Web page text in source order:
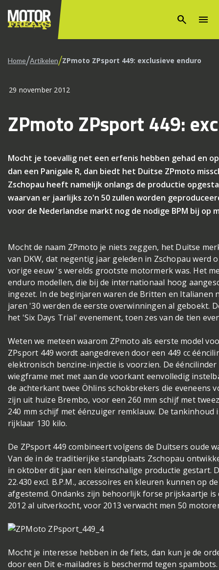
search menu
Home/Artikelen/ZPmoto ZPsport 449: exclusieve enduro
29 november 2012
ZPmoto ZPsport 449:
Mocht je toevallig net een erfenis hebben gehad en
dan een Panigale R, dan biedt het Duitse ZPmoto
Zschopau heeft namelijk onlangs de productie
waarvan er jaarlijks zo'n 50 zullen worden
voor de Nederlandse markt nog de nodige BPM bij op
Mocht de naam ZPmoto je niets zeggen, het Duitse
van DKW, dat negentig jaar geleden in Zschopau werd
vorige eeuw 's werelds grootste motormerk was. Het
enduro modellen, die bij de internationaal hoog
ingezet. In de beginjaren waren de Britten en Italianen
jaren '30 werden de eerste overwinningen al geboekt.
het 'Six Days Trial' evenement, toen zes van de tien
Weten we meteen waarom ZPmoto als eerste model
ZPsport 449 wordt aangedreven door een 449 cc
elektronisch benzine-injectie is voorzien. De
wiegframe met met aan de voorkant eenvolledig
de achterkant twee Öhlins schokbrekers die eveneens
zijn uit huize Brembo, voor een 260 mm schijf met
240 mm schijf met éénzuiger remklauw. De tankinhoud
rijklaar 130 kilo.
De ZPsport 449 combineert volgens de Duitsers oude
Van de in de traditierijke standplaats Zschopau
in oktober dit jaar een kleinschalige productie gestart.
22.430 excl. B.P.M., accessoires en kleuren kunnen op
afgestemd. Ondanks zijn behoorlijk forse prijskaartje
2012 al uitverkocht, voor 2013 verwacht men 50
Mocht je interesse hebben in de fiets, dan kun je de
door een Dit e-mailadres is beschermd tegen